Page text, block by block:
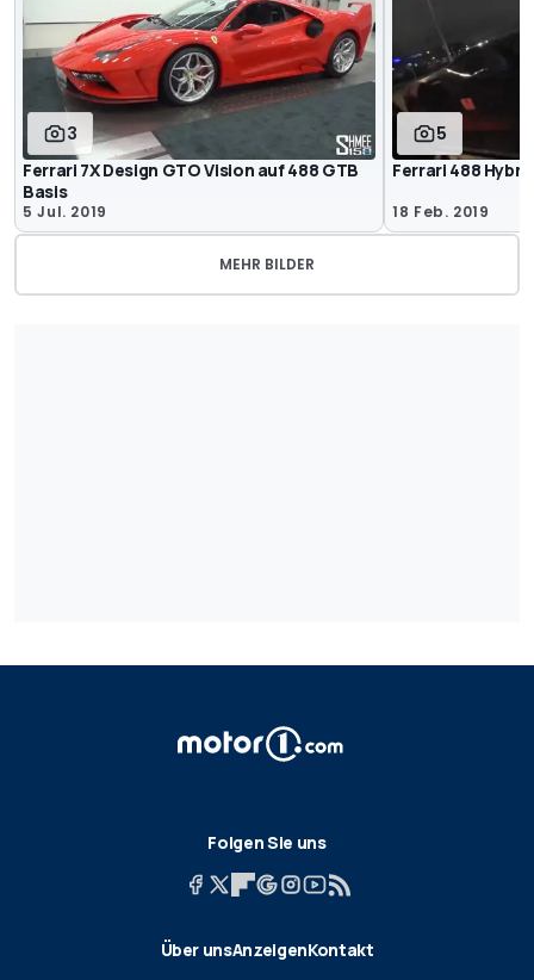
3
Ferrari 7X Design GTO Vision auf 488 GTB
Basis
5 Jul. 2019
5
Ferrari 488
18 Feb. 2019
MEHR BILDER
Folgen Sie uns
Über unsAnzeigenKontakt